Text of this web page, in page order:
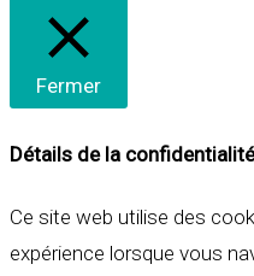
Fermer
Détails de la confidentialité
Ce site web utilise des
expérience lorsque vous